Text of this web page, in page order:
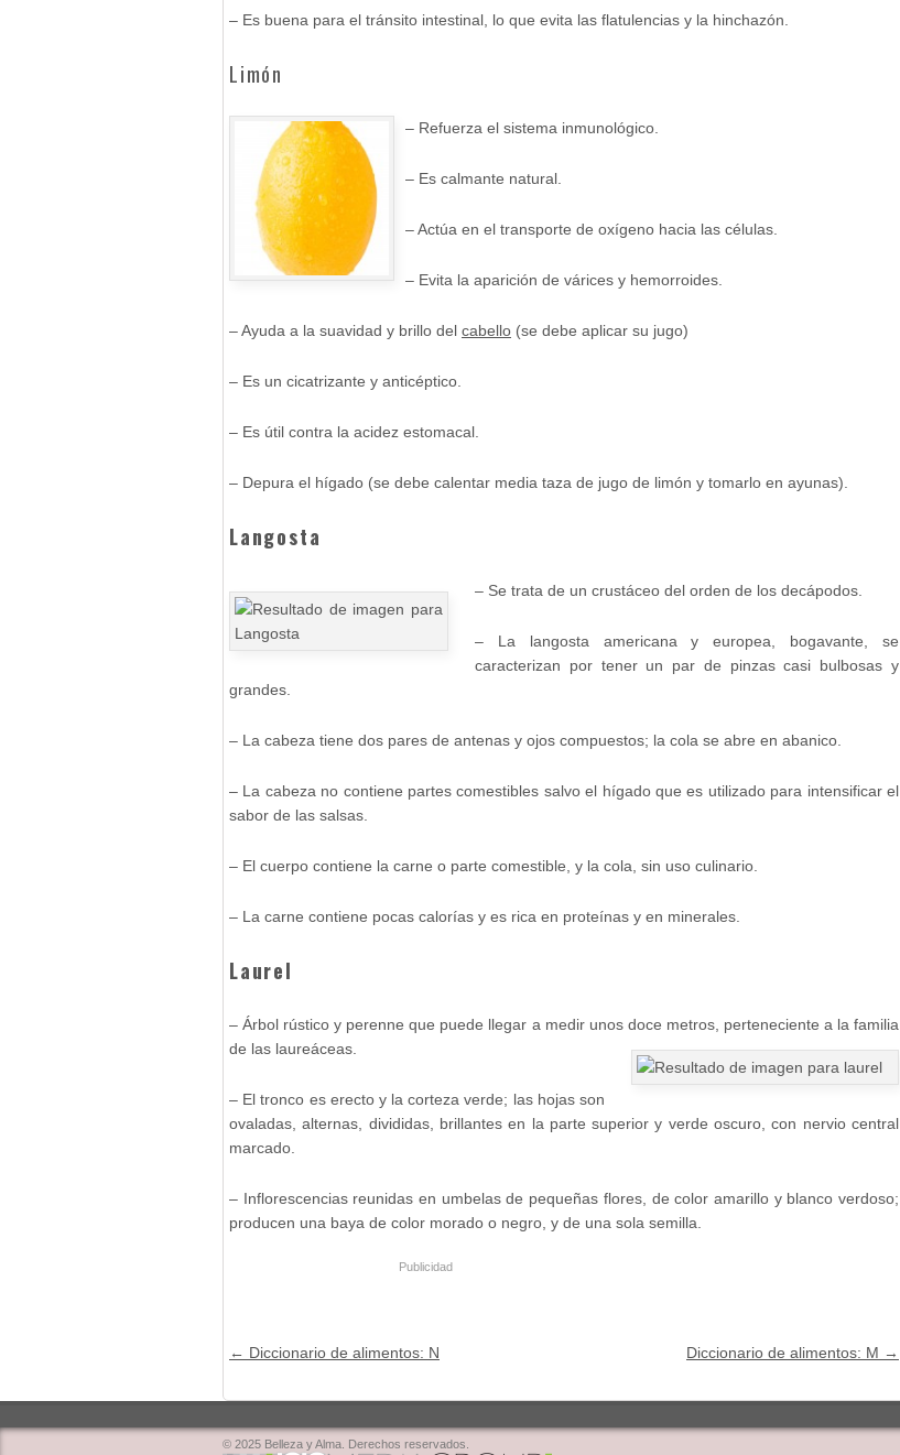
– Es buena para el tránsito intestinal, lo que evita las flatulencias y la hinchazón.
Limón
– Refuerza el sistema inmunológico.
– Es calmante natural.
– Actúa en el transporte de oxígeno hacia las células.
– Evita la aparición de várices y hemorroides.
– Ayuda a la suavidad y brillo del cabello (se debe aplicar su jugo)
– Es un cicatrizante y anticéptico.
– Es útil contra la acidez estomacal.
– Depura el hígado (se debe calentar media taza de jugo de limón y tomarlo en ayunas).
Langosta
– Se trata de un crustáceo del orden de los decápodos.
– La langosta americana y europea, bogavante, se
caracterizan por tener un par de pinzas casi bulbosas y
grandes.
– La cabeza tiene dos pares de antenas y ojos compuestos; la cola se abre en abanico.
– La cabeza no contiene partes comestibles salvo el hígado que es utilizado para intensificar el
sabor de las salsas.
– El cuerpo contiene la carne o parte comestible, y la cola, sin uso culinario.
– La carne contiene pocas calorías y es rica en proteínas y en minerales.
Laurel
– Árbol rústico y perenne que puede llegar a medir unos doce metros, perteneciente a la familia
de las laureáceas.
– El tronco es erecto y la corteza verde; las hojas son
ovaladas, alternas, divididas, brillantes en la parte superior y verde oscuro, con nervio central
marcado.
– Inflorescencias reunidas en umbelas de pequeñas flores, de color amarillo y blanco verdoso;
producen una baya de color morado o negro, y de una sola semilla.
Publicidad
Post navigation
← Diccionario de alimentos: N Diccionario de alimentos: M →
© 2025 Belleza y Alma. Derechos reservados.